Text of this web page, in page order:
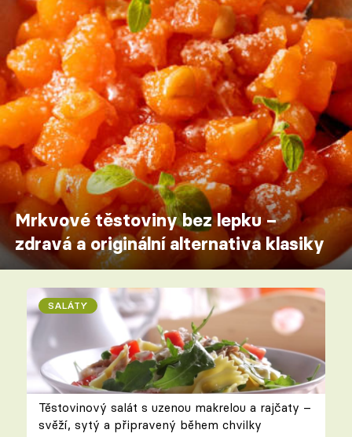
Mrkvové těstoviny bez lepku –
zdravá a originální alternativa klasiky
SALÁTY
Těstovinový salát s uzenou makrelou a rajčaty –
svěží, sytý a připravený během chvilky